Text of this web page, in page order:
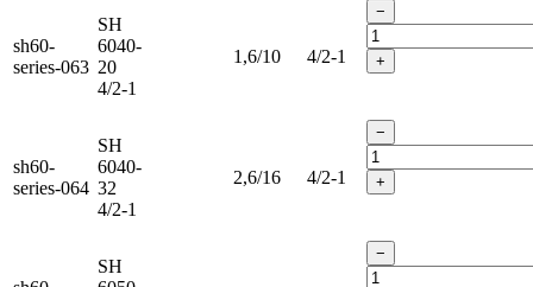
sh60-
series-063
SH
6040-
20
4/2-1
1,6/10 4/2-1
−
+
sh60-
series-064
SH
6040-
32
4/2-1
2,6/16 4/2-1
−
+
SH
−